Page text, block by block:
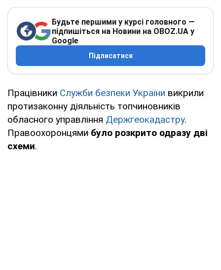
Будьте першими у курсі головного —
підпишіться на Новини на OBOZ.UA у
Google
Підписатися
Працівники Служби безпеки України викрили
протизаконну діяльність топчиновників
обласного управління Держгеокадастру.
Правоохоронцями було розкрито одразу дві
схеми.